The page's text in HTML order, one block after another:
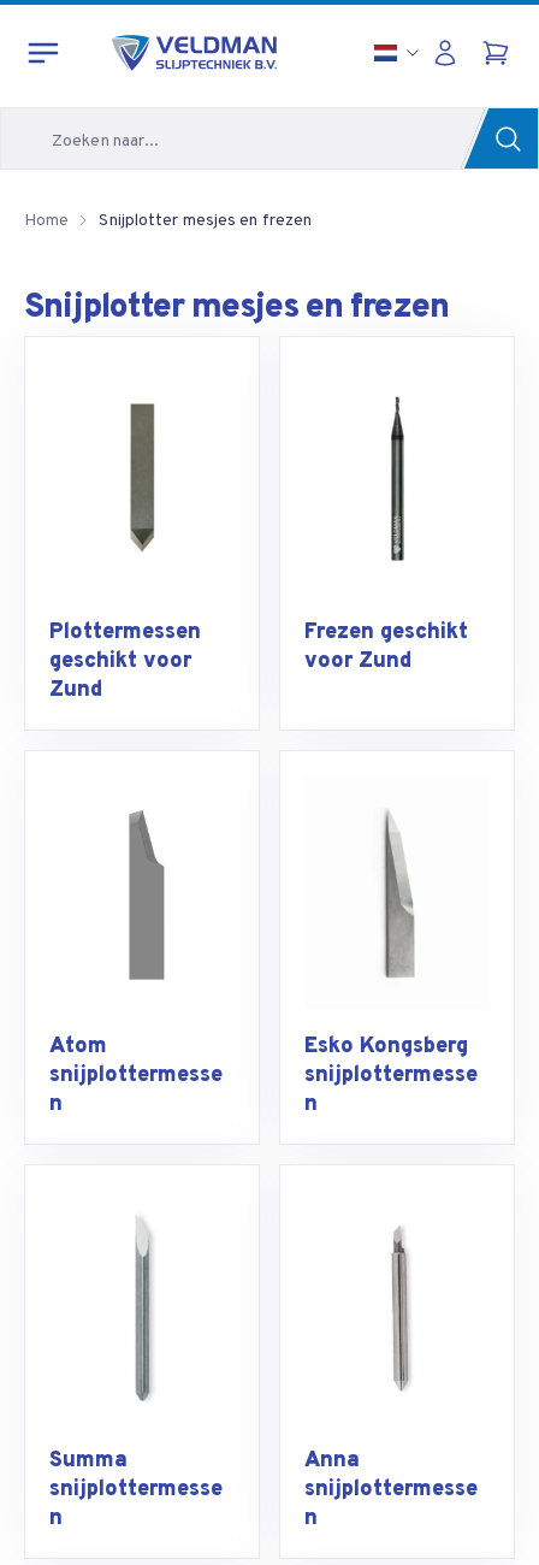
Home Snijplotter mesjes en frezen
Snijplotter mesjes en frezen
Plottermessen
geschikt voor
Zund
Frezen geschikt
voor Zund
Atom
snijplottermesse
n
Esko Kongsberg
snijplottermesse
n
Summa
snijplottermesse
n
Anna
snijplottermesse
n